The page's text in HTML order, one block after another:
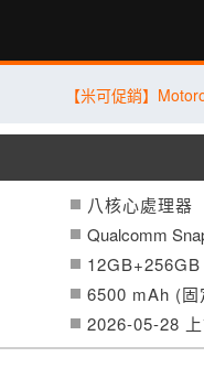
八核心處理器
Qualcomm
6500 mAh (固
2026-05-28